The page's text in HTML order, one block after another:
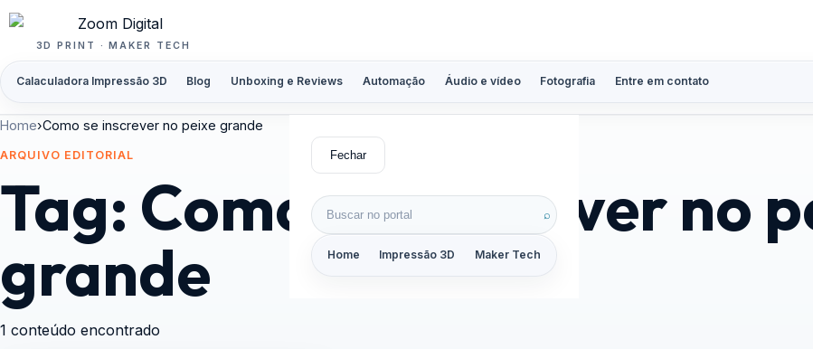
Pular para o conteúdo
3D PRINT · MAKER TECH
Calaculadora Impressão 3D Blog Unboxing e Reviews Automação Áudio e vídeo Fotografia Entre em contato
Fechar
Buscar por: ⌕
Home Impressão 3D Maker Tech
Home›Como se inscrever no peixe grande
ARQUIVO EDITORIAL
Tag: Como se inscrever no
grande
1 conteúdo encontrado